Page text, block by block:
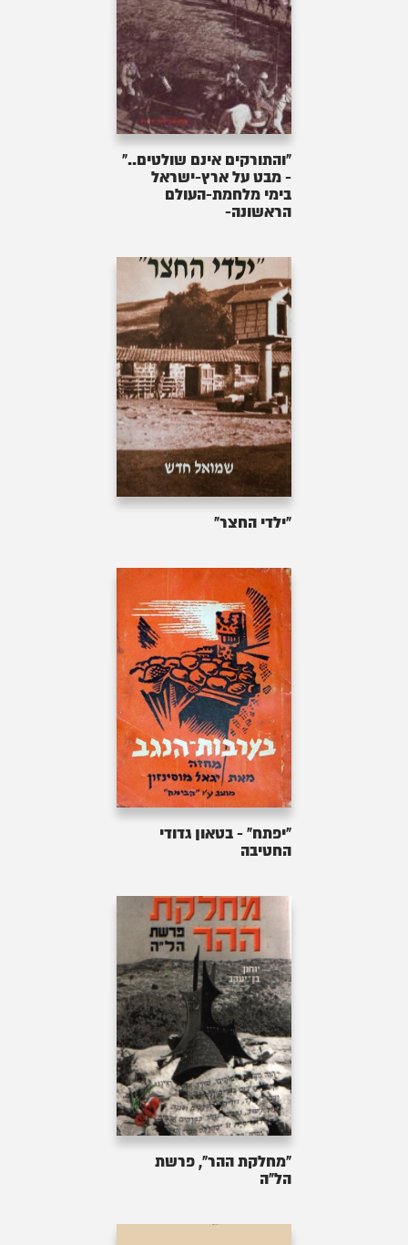
"והתורקים אינם שולטים.."
- מבט על ארץ-ישראל
בימי מלחמת-העולם
הראשונה-
"ילדי החצר"
"יפתח" - בטאון גדודי
החטיבה
"מחלקת ההר", פרשת
הל"ה